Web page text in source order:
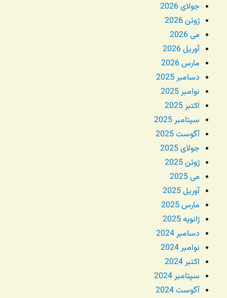
جولای 2026
ژوئن 2026
می 2026
آوریل 2026
مارس 2026
دسامبر 2025
نوامبر 2025
اکتبر 2025
سپتامبر 2025
آگوست 2025
جولای 2025
ژوئن 2025
می 2025
آوریل 2025
مارس 2025
ژانویه 2025
دسامبر 2024
نوامبر 2024
اکتبر 2024
سپتامبر 2024
آگوست 2024